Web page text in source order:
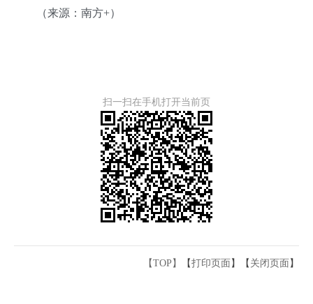
（来源：南方+）
扫一扫在手机打开当前页
【TOP】 【打印页面 】【 关闭页面 】